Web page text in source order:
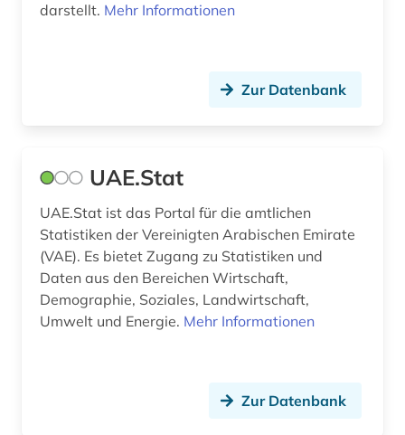
darstellt. Mehr Informationen
Zur Datenbank
UAE.Stat
UAE.Stat ist das Portal für die amtlichen
Statistiken der Vereinigten Arabischen Emirate
(VAE). Es bietet Zugang zu Statistiken und
Daten aus den Bereichen Wirtschaft,
Demographie, Soziales, Landwirtschaft,
Umwelt und Energie. Mehr Informationen
Zur Datenbank